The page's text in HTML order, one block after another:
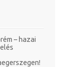
– hazai